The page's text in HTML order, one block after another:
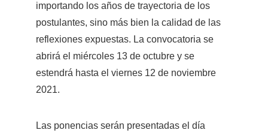
importando los años de trayectoria de los
postulantes, sino más bien la calidad de las
reflexiones expuestas. La convocatoria se
abrirá el miércoles 13 de octubre y se
estendrá hasta el viernes 12 de noviembre
2021.
Las ponencias serán presentadas el día